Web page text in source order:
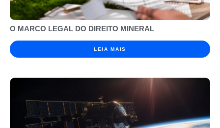
O MARCO LEGAL DO DIREITO MINERAL
LEIA MAIS